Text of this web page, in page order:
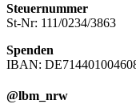
Steuernummer
St-Nr: 111/0234/3863
Spenden
IBAN:
@lbm_nrw